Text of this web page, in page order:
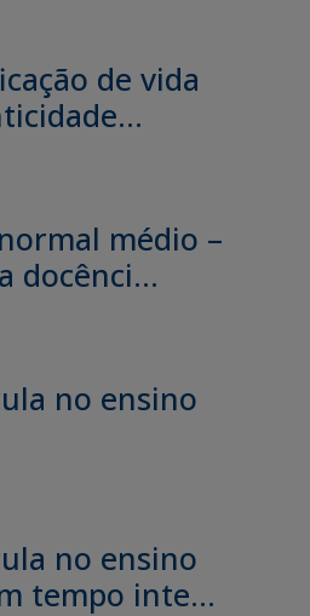
de vida
médio –
docênci...
no ensino
no ensino
tempo inte...